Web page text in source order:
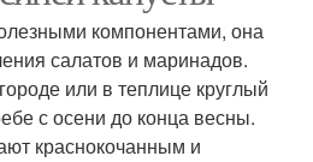
компонентами, она
салатов и маринадов.
или в теплице круглый
с осени до конца весны.
краснокочанным и